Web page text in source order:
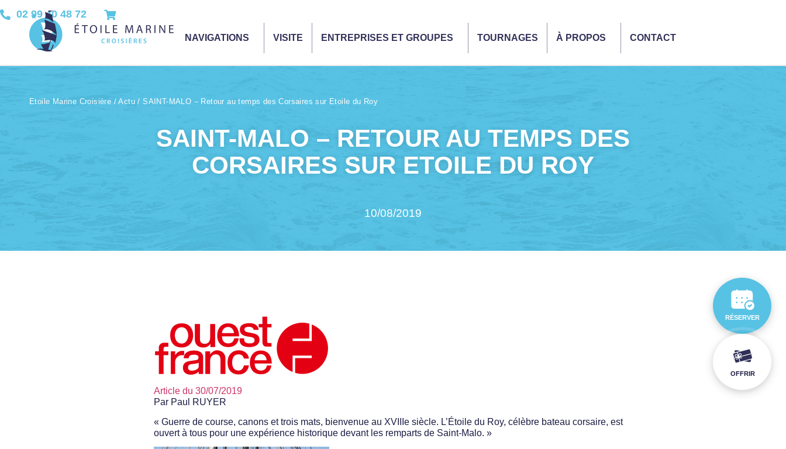
02 99 40 48 72
NAVIGATIONS VISITE ENTREPRISES ET GROUPES TOURNAGES À PROPOS CONTACT
Etoile Marine Croisière /Actu /SAINT-MALO – Retour au temps des Corsaires sur Etoile du Roy
SAINT-MALO – RETOUR AU TEMPS DES
CORSAIRES SUR ETOILE DU ROY
10/08/2019
Article du 30/07/2019
Par Paul RUYER
« Guerre de course, canons et trois mats, bienvenue au XVIIIe siècle. L’Étoile du Roy, célèbre bateau corsaire, est
ouvert à tous pour une expérience historique devant les remparts de Saint-Malo. »
RÉSERVER
OFFRIR